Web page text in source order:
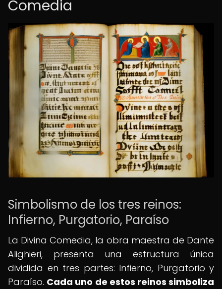
Comedia
Simbolismo de los tres reinos:
Infierno, Purgatorio, Paraíso
La Divina Comedia, la obra maestra de Dante
Alighieri, presenta una estructura única
dividida en tres partes: Infierno, Purgatorio y
Paraíso. Cada uno de estos reinos simboliza